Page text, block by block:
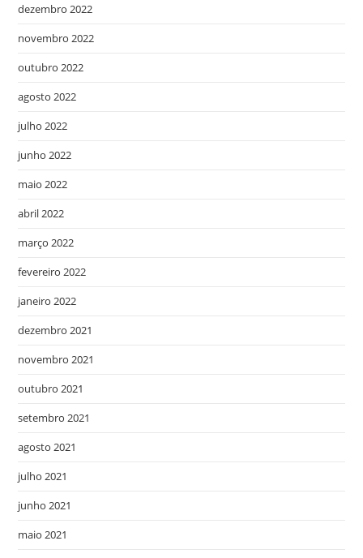
dezembro 2022
novembro 2022
outubro 2022
agosto 2022
julho 2022
junho 2022
maio 2022
abril 2022
março 2022
fevereiro 2022
janeiro 2022
dezembro 2021
novembro 2021
outubro 2021
setembro 2021
agosto 2021
julho 2021
junho 2021
maio 2021